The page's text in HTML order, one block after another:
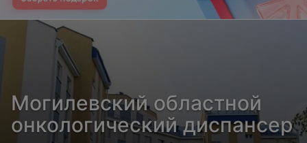
Могилевский областной
онкологический диспансер